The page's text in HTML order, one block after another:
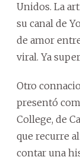
Unidos. La
su canal de
de amor
viral. Ya
Otro
presentó
College, de
que recurre
contar una